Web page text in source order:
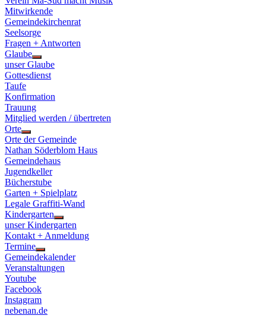
Mitwirkende
Gemeindekirchenrat
Seelsorge
Fragen + Antworten
Glaube
Show
sub
menu
unser Glaube
Gottesdienst
Taufe
Konfirmation
Trauung
Mitglied werden / übertreten
Orte
Show
sub
menu
Orte der Gemeinde
Nathan Söderblom Haus
Gemeindehaus
Jugendkeller
Bücherstube
Garten + Spielplatz
Legale Graffiti-Wand
Kindergarten
Show
sub
menu
unser Kindergarten
Kontakt + Anmeldung
Termine
Show
sub
menu
Gemeindekalender
Veranstaltungen
Youtube
Facebook
Instagram
nebenan.de